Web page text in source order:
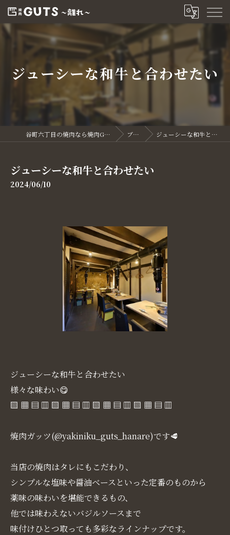
ジューシーな和牛と合わせたい
谷町六丁目の焼肉なら焼肉GUTS～離れ～ ブログ ジューシーな和牛と合わせたい
ジューシーな和牛と合わせたい
2024/06/10
ジューシーな和牛と合わせたい
様々な味わい😋
▧ ▦ ▤ ▥ ▧ ▦ ▤ ▥ ▧ ▦ ▤ ▥ ▧ ▦ ▤ ▥
焼肉ガッツ(@yakiniku_guts_hanare)です🥩
当店の焼肉はタレにもこだわり、
シンプルな塩味や醤油ベースといった定番のものから
薬味の味わいを堪能できるもの、
他では味わえないバジルソースまで
味付けひとつ取っても多彩なラインナップです。